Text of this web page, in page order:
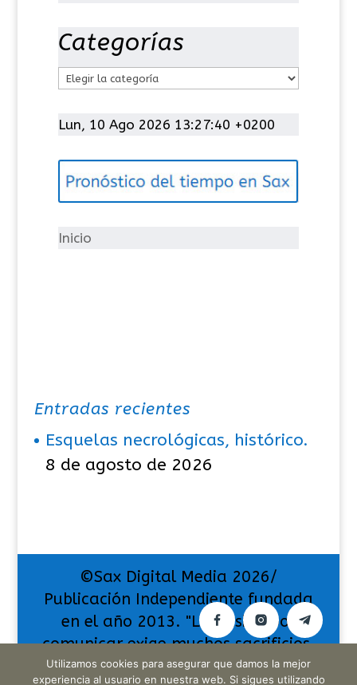
Categorías
t
g
í
Lun, 10 Ago 2026 13:27:41 +0200
Inicio
Entradas recientes
Esquelas necrológicas, histórico.
8 de agosto de 2026
©Sax Digital Media 2026/
Publicación Independiente fundada
en el año 2013. "La pasión por
comunicar exige muchos sacrificios,
pero también da muchas
Utilizamos cookies para asegurar que damos la mejor
experiencia al usuario en nuestra web. Si sigues utilizando